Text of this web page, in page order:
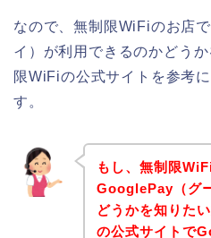
なので、無制限WiFiのお店
イ）が利用できるのかどう
限WiFiの公式サイトを参考
す。
もし、無制限
GooglePay（グ
どうかを知りた
の公式サイトで